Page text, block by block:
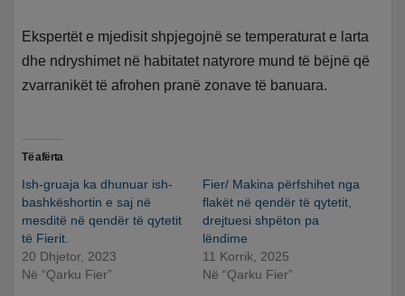
Ekspertët e mjedisit shpjegojnë se temperaturat e larta
dhe ndryshimet në habitatet natyrore mund të bëjnë që
zvarranikët të afrohen pranë zonave të banuara.
Të afërta
Ish-gruaja ka dhunuar ish-
bashkëshortin e saj në
mesditë në qendër të qytetit
të Fierit.
20 Dhjetor, 2023
Në “Qarku Fier”
Fier/ Makina përfshihet nga
flakët në qendër të qytetit,
drejtuesi shpëton pa
lëndime
11 Korrik, 2025
Në “Qarku Fier”